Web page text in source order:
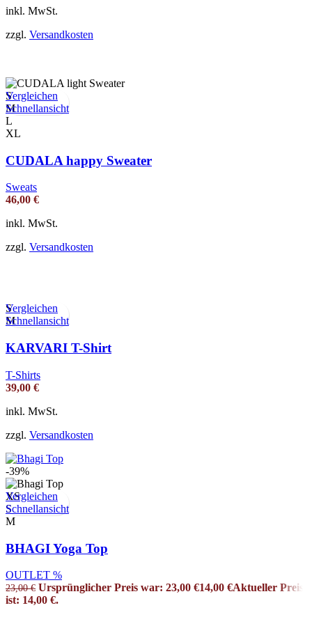
inkl. MwSt.
zzgl. Versandkosten
Vergleichen
Schnellansicht
S
M
L
XL
CUDALA happy Sweater
Sweats
46,00 €
inkl. MwSt.
zzgl. Versandkosten
Vergleichen
Schnellansicht
S
M
KARVARI T-Shirt
T-Shirts
39,00 €
inkl. MwSt.
zzgl. Versandkosten
-39%
Vergleichen
Schnellansicht
XS
S
M
BHAGI Yoga Top
OUTLET %
23,00€ Ursprünglicher Preis war: 23,00 €14,00 €Aktueller Preis
ist: 14,00 €.